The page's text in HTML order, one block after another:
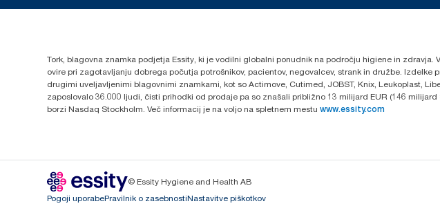
Tork, blagovna znamka podjetja Essity, ki je vodilni globalni ponudnik na področju higiene in
ovire pri zagotavljanju dobrega počutja potrošnikov, pacientov, negovalcev, strank in družbe.
drugimi uveljavljenimi blagovnimi znamkami, kot so Actimove, Cutimed, JOBST, Knix, Leukoplast,
zaposlovalo 36.000 ljudi, čisti prihodki od prodaje pa so znašali približno 13 milijard EUR (146
borzi Nasdaq Stockholm. Več informacij je na voljo na spletnem mestu www.essity.com
© Essity Hygiene and Health AB
Pogoji uporabePravilnik o zasebnostiNastavitve piškotkov